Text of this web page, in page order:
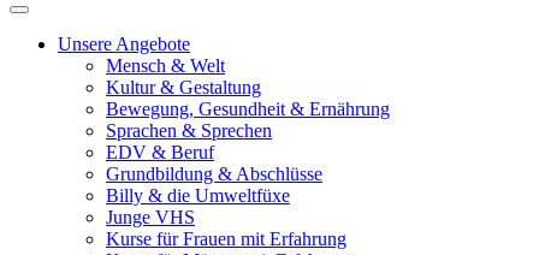
Unsere Angebote
Mensch & Welt
Kultur & Gestaltung
Bewegung, Gesundheit & Ernährung
Sprachen & Sprechen
EDV & Beruf
Grundbildung & Abschlüsse
Billy & die Umweltfüxe
Junge VHS
Kurse für Frauen mit Erfahrung